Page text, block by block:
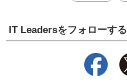
IT Leadersをフォローする